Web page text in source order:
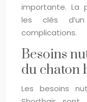
importante. La
les clés
complications.
Besoins
du chaton
Les besoins